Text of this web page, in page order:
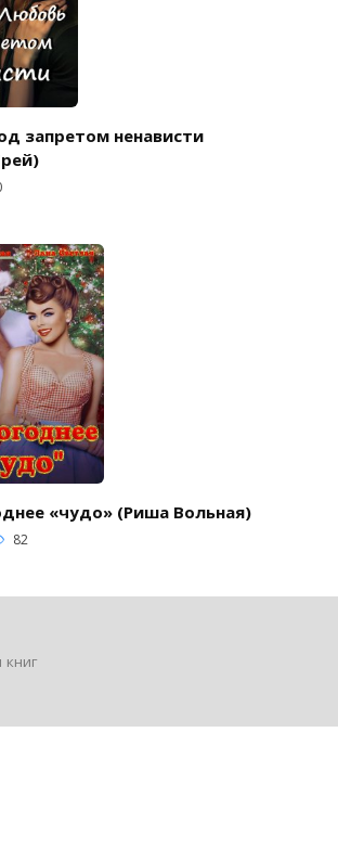
запретом ненависти
«чудо» (Риша Вольная)
82